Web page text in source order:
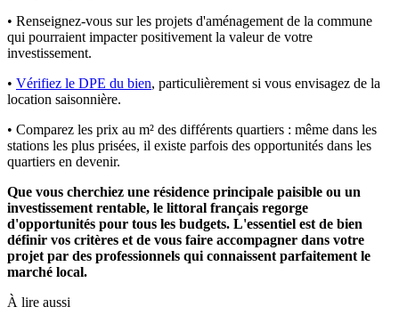
• Renseignez-vous sur les projets d'aménagement de la commune
qui pourraient impacter positivement la valeur de votre
investissement.
• Vérifiez le DPE du bien, particulièrement si vous envisagez de la
location saisonnière.
• Comparez les prix au m² des différents quartiers : même dans les
stations les plus prisées, il existe parfois des opportunités dans les
quartiers en devenir.
Que vous cherchiez une résidence principale paisible ou un
investissement rentable, le littoral français regorge
d'opportunités pour tous les budgets. L'essentiel est de bien
définir vos critères et de vous faire accompagner dans votre
projet par des professionnels qui connaissent parfaitement le
marché local.
À lire aussi